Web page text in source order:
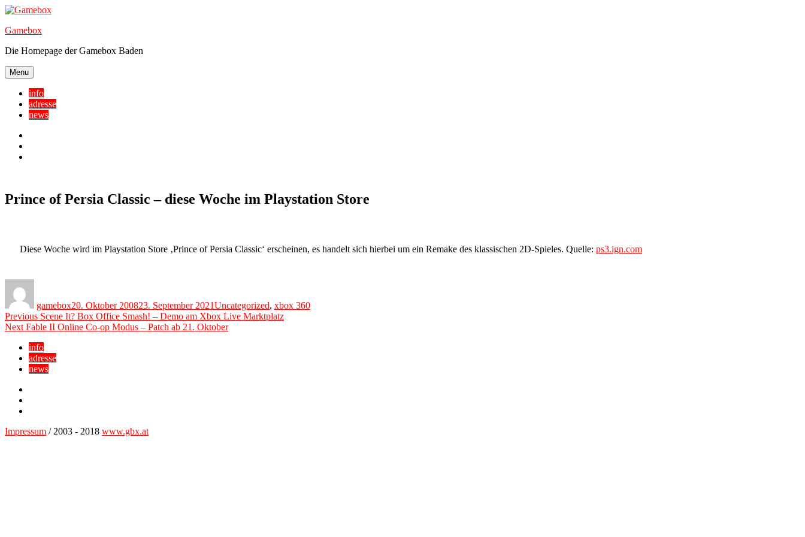
Skip
content
Gamebox
Die Homepage der Gamebox Baden
Menu
info
adresse
news
Prince of Persia Classic – diese Woche im Playstation Store
Diese Woche wird im Playstation Store ‚Prince of Persia Classic‘ erscheinen, es handelt sich hierbei um ein Remake des klassischen 2D-Spieles. Quelle: ps3.ign.com
gamebox20. Oktober 200823. September 2021Uncategorized, xbox 360
Beitragsnavigation
Previous Previous
post:
Scene It? Box Office Smash! – Demo am Xbox Live Marktplatz
Next Next
Fable II Online Co-op Modus – Patch ab 21. Oktober
info
adresse
news
Impressum / 2003 - 2018 www.gbx.at